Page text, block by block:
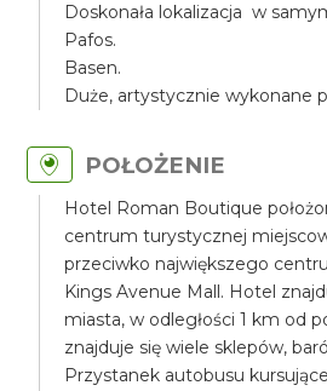
Doskonała lokalizacja w
Pafos.
Basen.
Duże, artystycznie wykonane
POŁOŻENIE
Hotel Roman Boutique
centrum turystycznej
przeciwko największego
Kings Avenue Mall. Hotel
miasta, w odległości 1 km od
znajduje się wiele sklepów,
Przystanek autobusu